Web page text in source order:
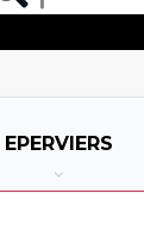
EPERVIERS